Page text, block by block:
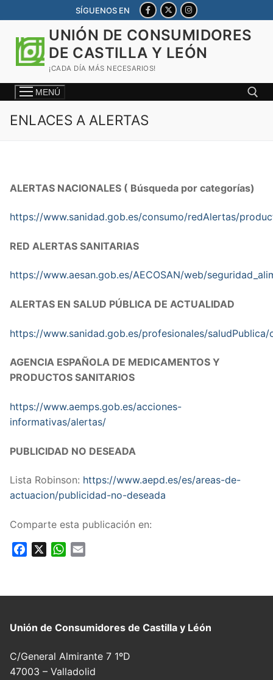
al
contenido
SÍGUENOS EN
UNIÓN DE CONSUMIDORES
DE CASTILLA Y LEÓN
¡CADA DÍA MÁS NECESARIOS!
MENÚ
ENLACES A ALERTAS
ALERTAS NACIONALES ( Búsqueda por categorías)
https://www.sanidad.gob.es/consumo/redAlertas/
RED ALERTAS SANITARIAS
https://www.aesan.gob.es/AECOSAN/web/
ALERTAS EN SALUD PÚBLICA DE ACTUALIDAD
https://www.sanidad.gob.es/profesionales/
AGENCIA ESPAÑOLA DE MEDICAMENTOS Y
PRODUCTOS SANITARIOS
https://www.aemps.gob.es/acciones-
informativas/alertas/
PUBLICIDAD NO DESEADA
Lista Robinson: https://www.aepd.es/es/areas-de-
actuacion/publicidad-no-deseada
Comparte esta publicación en:
Facebook WhatsApp
Unión de Consumidores de Castilla y Léón
C/General Almirante 7 1ºD
47003 – Valladolid